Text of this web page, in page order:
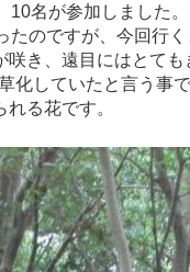
名が参加しました
のですが、今回行
き、遠目にはとて
していたと言う
る花です。